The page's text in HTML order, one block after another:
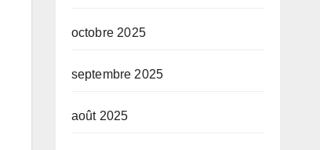
octobre 2025
septembre 2025
août 2025